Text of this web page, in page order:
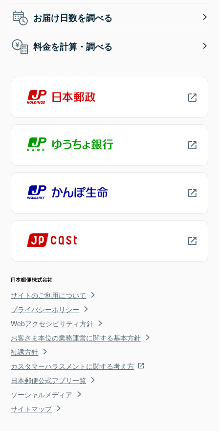
お届け日数を調べる
料金を計算・調べる
サイトのご利用について
プライバシーポリシー
Webアクセシビリティ方針
お客さま本位の業務運営に関する基本方針
勧誘方針
カスタマーハラスメントに関する考え方
日本郵便公式アプリ一覧
ソーシャルメディア
サイトマップ